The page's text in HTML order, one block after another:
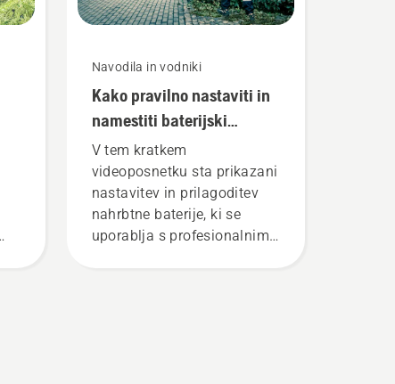
Navodila in vodniki
Kako pravilno nastaviti in
namestiti baterijski
nahrbtnik
V tem kratkem
videoposnetku sta prikazani
nastavitev in prilagoditev
nahrbtne baterije, ki se
uporablja s profesionalnimi